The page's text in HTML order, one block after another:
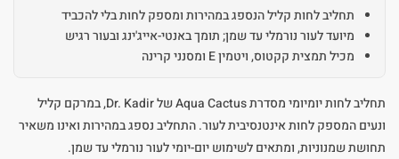
תחליב לחות קליל הנספג במהירות ומספק לחות בלי להכביד
מיועד לעור נורמלי עד שמן; תומך באנטי-אייג'ינג ובעור רגיש
מכיל תמצית קקטוס, ויטמין E ומסנני קרינה
תחליב לחות יומיומי מסדרת Aqua Cactus של Dr. Kadir, במרקם קליל
ונעים המספק לחות אינטנסיבית לעור. התחליב נספג במהירות ואינו משאיר
תחושת שמנוניות, ומתאים לשימוש יום-יומי לעור נורמלי עד שמן.